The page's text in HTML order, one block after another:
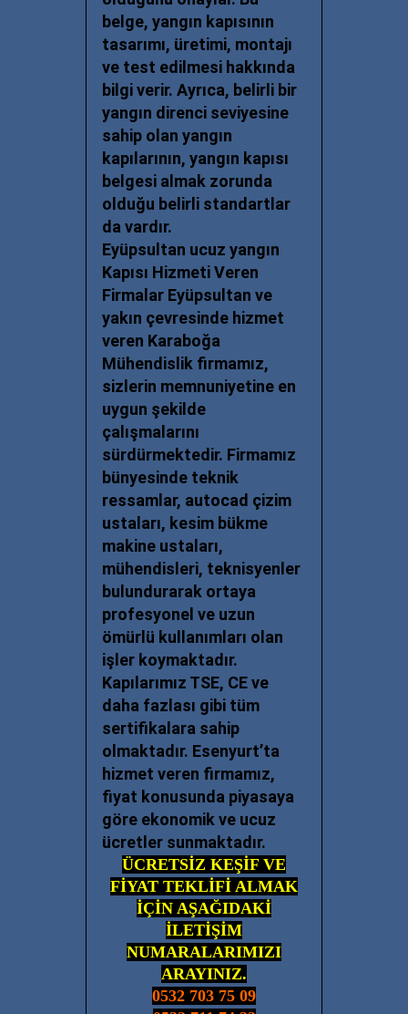
belge, yangın kapısının
tasarımı, üretimi, montajı
ve test edilmesi hakkında
bilgi verir. Ayrıca, belirli bir
yangın direnci seviyesine
sahip olan yangın
kapılarının, yangın kapısı
belgesi almak zorunda
olduğu belirli standartlar
da vardır.
Eyüpsultan ucuz yangın
Kapısı Hizmeti Veren
Firmalar Eyüpsultan ve
yakın çevresinde hizmet
veren Karaboğa
Mühendislik firmamız,
sizlerin memnuniyetine en
uygun şekilde
çalışmalarını
sürdürmektedir. Firmamız
bünyesinde teknik
ressamlar, autocad çizim
ustaları, kesim bükme
makine ustaları,
mühendisleri, teknisyenler
bulundurarak ortaya
profesyonel ve uzun
ömürlü kullanımları olan
işler koymaktadır.
Kapılarımız TSE, CE ve
daha fazlası gibi tüm
sertifikalara sahip
olmaktadır. Esenyurt’ta
hizmet veren firmamız,
fiyat konusunda piyasaya
göre ekonomik ve ucuz
ücretler sunmaktadır.
ÜCRETSİZ KEŞİF VE
FİYAT TEKLİFİ ALMAK
İÇİN AŞAĞIDAKİ
İLETİŞİM
NUMARALARIMIZI
ARAYINIZ.
0532 703 75 09